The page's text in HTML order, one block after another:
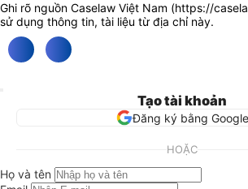
Ghi rõ nguồn Caselaw Việt Nam (https://
sử dụng thông tin, tài liệu từ địa chỉ này.
Tạo tài khoản
Đăng ký bằng Google
HOẶC
Họ và tên